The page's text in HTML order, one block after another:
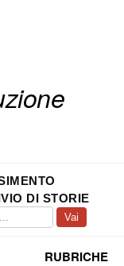
DI STORIE
Vai
RUBRICHE